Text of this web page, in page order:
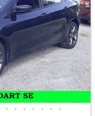
• • • • • • •